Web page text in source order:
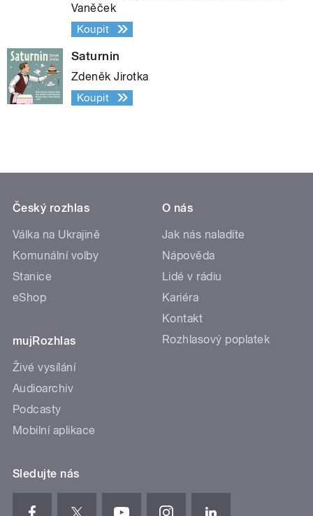
Vaněček
Koupit
Saturnin
Zdeněk Jirotka
Koupit
Český rozhlas
Válka na Ukrajině
Komunální volby
Stanice
eShop
mujRozhlas
Živé vysílání
Audioarchiv
Podcasty
Mobilní aplikace
O nás
Jak nás naladíte
Nápověda
Lidé v rádiu
Kariéra
Kontakt
Rozhlasový poplatek
Sledujte nás